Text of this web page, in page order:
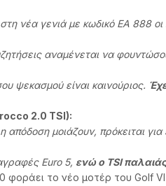
νέα γενιά με κωδικό ΕΑ 888
αναμένεται να
ψεκασμού είναι καινούριος.
2.0 TSI):
απόδοση μοιάζουν, πρόκειται
Euro 5, ενώ ο TSI
το νέο μοτέρ του Golf